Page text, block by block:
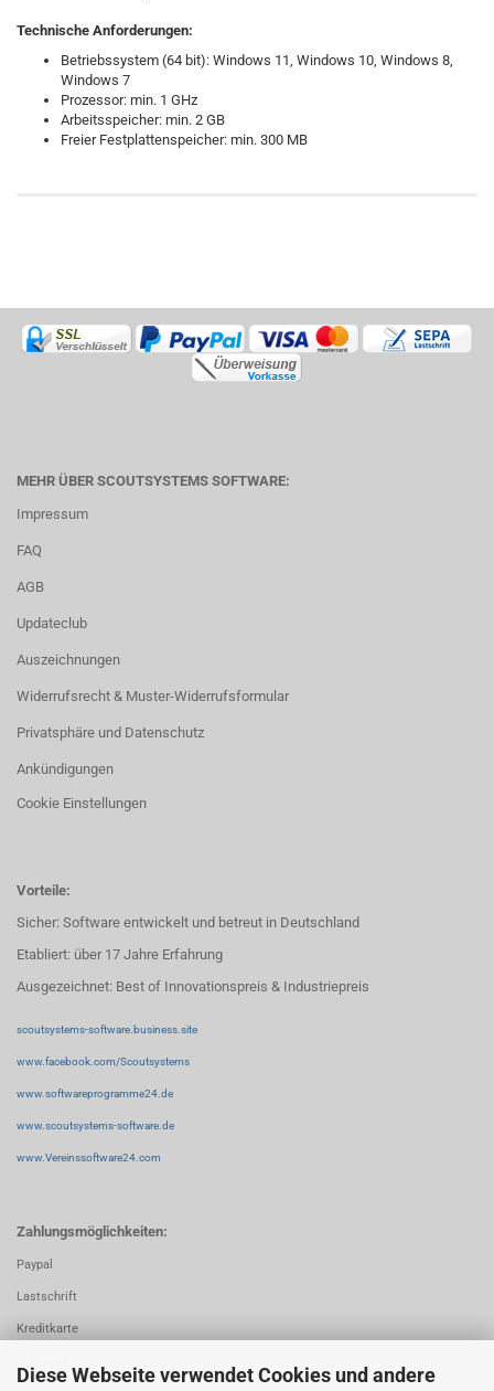
Diese Webseite verwendet Cookies und andere
Technische Anforderungen:
Betriebssystem (64 bit): Windows 11, Windows 10, Windows 8,
Windows 7
Prozessor: min. 1 GHz
Arbeitsspeicher: min. 2 GB
Freier Festplattenspeicher: min. 300 MB
MEHR ÜBER SCOUTSYSTEMS SOFTWARE:
Impressum
FAQ
AGB
Updateclub
Auszeichnungen
Widerrufsrecht & Muster-Widerrufsformular
Privatsphäre und Datenschutz
Ankündigungen
Cookie Einstellungen
Vorteile:
Sicher: Software entwickelt und betreut in Deutschland
Etabliert: über 17 Jahre Erfahrung
Ausgezeichnet: Best of Innovationspreis & Industriepreis
scoutsystems-software.business.site
www.facebook.com/Scoutsystems
www.softwareprogramme24.de
www.scoutsystems-software.de
www.Vereinssoftware24.com
Zahlungsmöglichkeiten:
Paypal
Lastschrift
Kreditkarte